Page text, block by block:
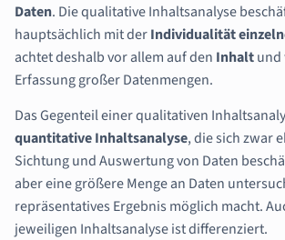
Daten. Die qualitative Inhaltsanalyse
hauptsächlich mit derIndividualität
achtet deshalb vor allem auf den Inhaltund
Erfassung großer Datenmengen.
Das Gegenteil einer qualitativen
quantitative Inhaltsanalyse, die sich zwar
Sichtung und Auswertung von Daten
aber eine größere Menge an Daten
repräsentatives Ergebnis möglich macht.
jeweiligen Inhaltsanalyse ist differenziert.